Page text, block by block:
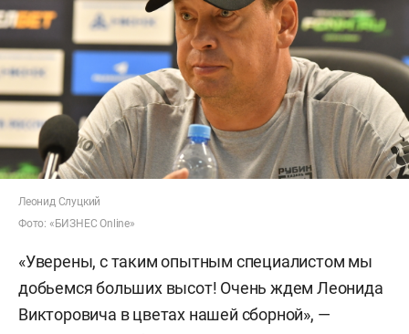
Леонид Слуцкий
Фото: «БИЗНЕС Online»
«Уверены, с таким опытным специалистом мы
добьемся больших высот! Очень ждем Леонида
Викторовича в цветах нашей сборной», —